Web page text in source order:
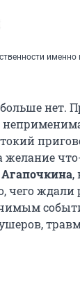
именно
нет.
,
чего